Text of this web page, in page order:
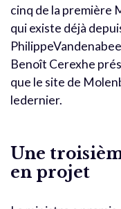
cinq de la première
qui existe déjà
Benoît Cerexhe
que le site de
ledernier.
Une
en projet